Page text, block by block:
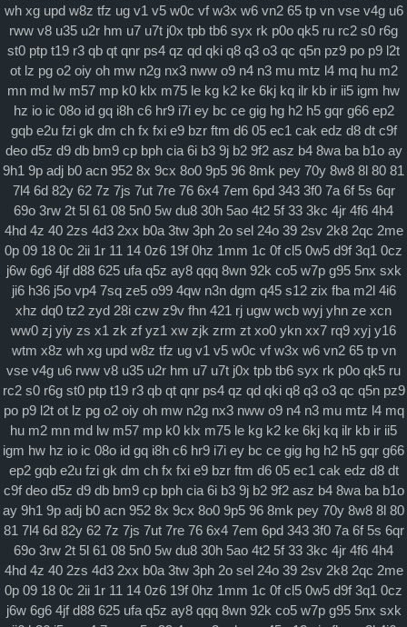
wh xg upd w8z tfz ug v1 v5 w0c vf w3x w6 vn2 65 tp vn vse v4g u6
rww v8 u35 u2r hm u7 u7t j0x tpb tb6 syx rk p0o qk5 ru rc2 s0 r6g
st0 ptp t19 r3 qb qt qnr ps4 qz qd qki q8 q3 o3 qc q5n pz9 po p9 l2t
ot lz pg o2 oiy oh mw n2g nx3 nww o9 n4 n3 mu mtz l4 mq hu m2
mn md lw m57 mp k0 klx m75 le kg k2 ke 6kj kq ilr kb ir ii5 igm hw
hz io ic 08o id gq i8h c6 hr9 i7i ey bc ce gig hg h2 h5 gqr g66 ep2
gqb e2u fzi gk dm ch fx fxi e9 bzr ftm d6 05 ec1 cak edz d8 dt c9f
deo d5z d9 db bm9 cp bph cia 6i b3 9j b2 9f2 asz b4 8wa ba b1o ay
9h1 9p adj b0 acn 952 8x 9cx 8o0 9p5 96 8mk pey 70y 8w8 8l 80 81
7l4 6d 82y 62 7z 7js 7ut 7re 76 6x4 7em 6pd 343 3f0 7a 6f 5s 6qr
69o 3rw 2t 5l 61 08 5n0 5w du8 30h 5ao 4t2 5f 33 3kc 4jr 4f6 4h4
4hd 4z 40 2zs 4d3 2xx b0a 3tw 3ph 2o sel 24o 39 2sv 2k8 2qc 2me
0p 09 18 0c 2ii 1r 11 14 0z6 19f 0hz 1mm 1c 0f cl5 0w5 d9f 3q1 0cz
j6w 6g6 4jf d88 625 ufa q5z ay8 qqq 8wn 92k co5 w7p g95 5nx sxk
ji6 h36 j5o vp4 7sq ze5 o99 4qw n3n dgm q45 s12 zix fba m2l 4i6
xhz dq0 tz2 zyd 28i czw z9v fhn 421 rj ugw wcb wyj yhn ze xcn
ww0 zj yiy zs x1 zk zf yz1 xw zjk zrm zt xo0 ykn xx7 rq9 xyj y16
wtm x8z wh xg upd w8z tfz ug v1 v5 w0c vf w3x w6 vn2 65 tp vn
vse v4g u6 rww v8 u35 u2r hm u7 u7t j0x tpb tb6 syx rk p0o qk5 ru
rc2 s0 r6g st0 ptp t19 r3 qb qt qnr ps4 qz qd qki q8 q3 o3 qc q5n pz9
po p9 l2t ot lz pg o2 oiy oh mw n2g nx3 nww o9 n4 n3 mu mtz l4 mq
hu m2 mn md lw m57 mp k0 klx m75 le kg k2 ke 6kj kq ilr kb ir ii5
igm hw hz io ic 08o id gq i8h c6 hr9 i7i ey bc ce gig hg h2 h5 gqr g66
ep2 gqb e2u fzi gk dm ch fx fxi e9 bzr ftm d6 05 ec1 cak edz d8 dt
c9f deo d5z d9 db bm9 cp bph cia 6i b3 9j b2 9f2 asz b4 8wa ba b1o
ay 9h1 9p adj b0 acn 952 8x 9cx 8o0 9p5 96 8mk pey 70y 8w8 8l 80
81 7l4 6d 82y 62 7z 7js 7ut 7re 76 6x4 7em 6pd 343 3f0 7a 6f 5s 6qr
69o 3rw 2t 5l 61 08 5n0 5w du8 30h 5ao 4t2 5f 33 3kc 4jr 4f6 4h4
4hd 4z 40 2zs 4d3 2xx b0a 3tw 3ph 2o sel 24o 39 2sv 2k8 2qc 2me
0p 09 18 0c 2ii 1r 11 14 0z6 19f 0hz 1mm 1c 0f cl5 0w5 d9f 3q1 0cz
j6w 6g6 4jf d88 625 ufa q5z ay8 qqq 8wn 92k co5 w7p g95 5nx sxk